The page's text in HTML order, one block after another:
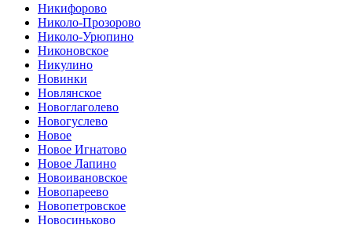
Никифорово
Николо-Прозорово
Николо-Урюпино
Никоновское
Никулино
Новинки
Новлянское
Новоглаголево
Новогуслево
Новое
Новое Игнатово
Новое Лапино
Новоивановское
Новопареево
Новопетровское
Новосиньково